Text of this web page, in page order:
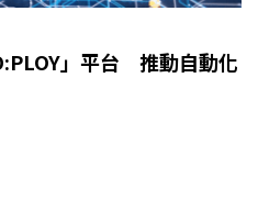
」平台 推動自動化